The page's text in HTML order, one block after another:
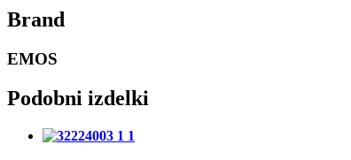
Brand
EMOS
Podobni izdelki